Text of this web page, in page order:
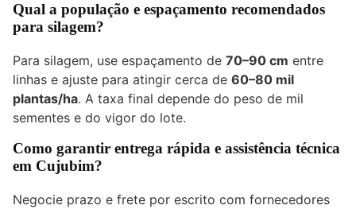
Qual a população e espaçamento recomendados
para silagem?
Para silagem, use espaçamento de 70–90 cm entre
linhas e ajuste para atingir cerca de 60–80 mil
plantas/ha. A taxa final depende do peso de mil
sementes e do vigor do lote.
Como garantir entrega rápida e assistência técnica
em Cujubim?
Negocie prazo e frete por escrito com fornecedores